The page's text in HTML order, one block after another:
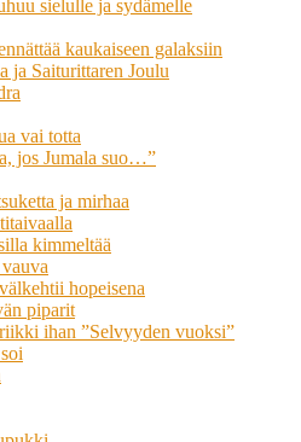
sielulle ja sydämelle
kaukaiseen galaksiin
ja Saiturittaren Joulu
vai totta
jos Jumala suo…”
ja mirhaa
kimmeltää
hopeisena
piparit
ihan ”Selvyyden vuoksi”